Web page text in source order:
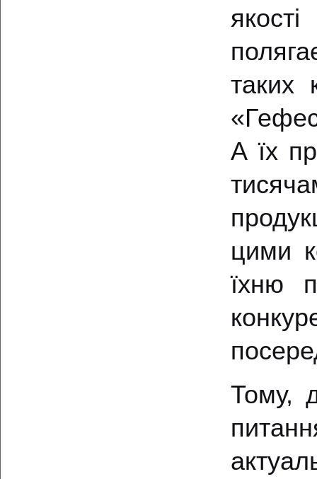
таких
А їх
цими
їхню
Тому,